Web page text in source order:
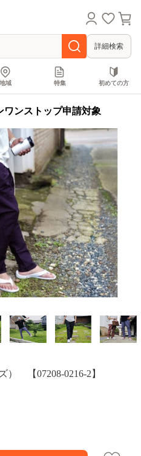
詳細検索
地域 特集 初めての方
ワンストップ申請対象
【07208-0216-2】